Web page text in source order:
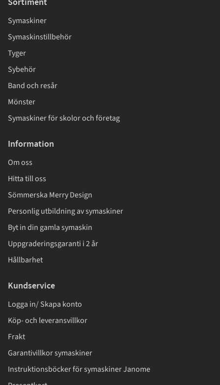
Symaskiner
Symaskinstillbehör
Tyger
Sybehör
Band och resår
Mönster
Symaskiner för skolor och företag
Information
Om oss
Hitta till oss
Sömmerska Merry Design
Personlig utbildning av symaskiner
Byt in din gamla symaskin
Uppgraderingsgaranti i 2 år
Hållbarhet
Kundservice
Logga in/ Skapa konto
Köp- och leveransvillkor
Frakt
Garantivillkor symaskiner
Instruktionsböcker för symaskiner Janome